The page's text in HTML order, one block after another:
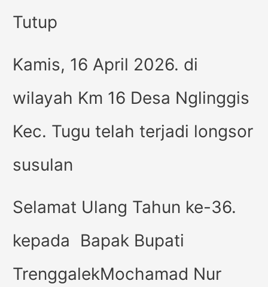
Tutup
Kamis, 16 April 2026. di
wilayah Km 16 Desa Nglinggis
Kec. Tugu telah terjadi longsor
susulan
Selamat Ulang Tahun ke-36.
kepada Bapak Bupati
TrenggalekMochamad Nur